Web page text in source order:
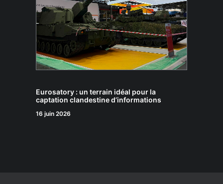
Eurosatory : un terrain idéal pour la
captation clandestine d’informations
16 juin 2026